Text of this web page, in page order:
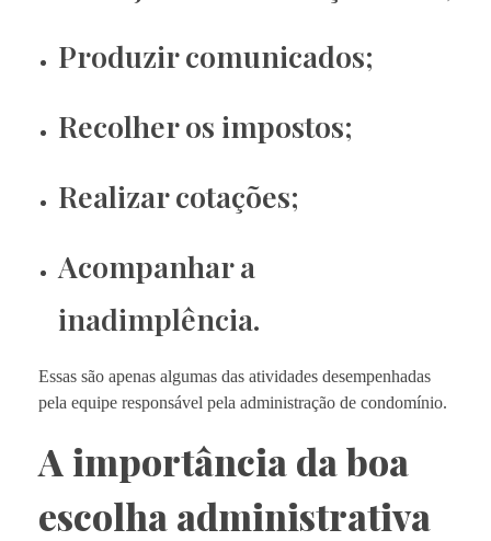
Produzir comunicados;
Recolher os impostos;
Realizar cotações;
Acompanhar a
inadimplência.
Essas são apenas algumas das atividades desempenhadas
pela equipe responsável pela administração de condomínio.
A importância da boa
escolha administrativa